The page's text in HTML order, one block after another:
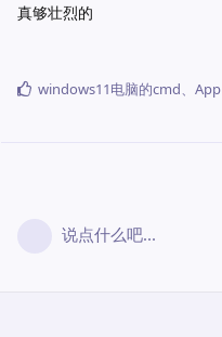
真够壮烈的
windows11电脑的cmd、 App
说点什么吧...